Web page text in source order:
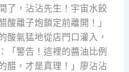
了，沾沾先生！宇宙水餃
酸離子炮鎖定前離開！」
酸氣猛地從店門口灌入，
「警告！這裡的醬油比例
醋，才是真理！」廖沾沾